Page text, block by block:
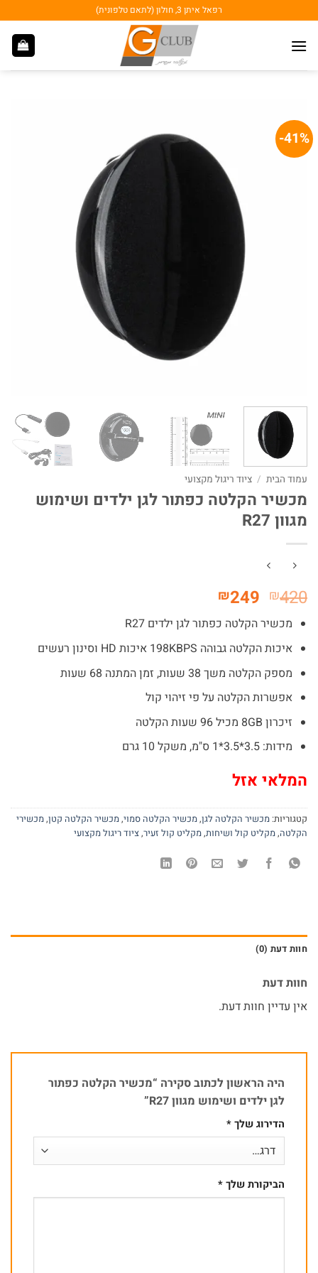
to
content
רפאל איתן 3, חולון (לתאם טלפונית)
41%-
עמוד הבית / ציוד ריגול מקצועי
מכשיר הקלטה כפתור לגן ילדים ושימוש
מגוון R27
₪420 המחיר
המקורי
היה:
₪420.
₪249
הנוכחי
הוא:
₪249.
מכשיר הקלטה כפתור לגן ילדים R27
איכות הקלטה גבוהה 198KBPS איכות HD וסינון רעשים
מספק הקלטה משך 38 שעות, זמן המתנה 68 שעות
אפשרות הקלטה על פי זיהוי קול
זיכרון 8GB מכיל 96 שעות הקלטה
מידות: 3.5*3.5*1 ס"מ, משקל 10 גרם
המלאי אזל
קטגוריות: מכשיר הקלטה לגן,מכשיר הקלטה סמוי,מכשיר הקלטה קטן,מכשירי
הקלטה,מקליט קול ושיחות,מקליט קול זעיר,ציוד ריגול מקצועי
חוות דעת (0)
חוות דעת
אין עדיין חוות דעת.
היה הראשון לכתוב סקירה “מכשיר הקלטה כפתור
לגן ילדים ושימוש מגוון R27”
הדירוג שלך*
הביקורת שלך*